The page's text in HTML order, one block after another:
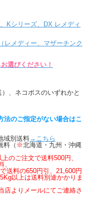
Kシリーズ、DX レメディ
レメディー、マザーチンク
選びください！
、ネコポスのいずれかと
のご指定がない場合はこ
域別送料→こちら
料（ ※北海道・九州・沖縄
のご注文で送料500円、
送料の650円引、21,600円
以上は送料別途かかりま
よりメールにてご連絡さ